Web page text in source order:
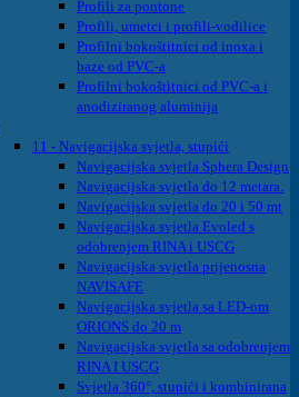
Profili za pontone
Profili, umetci i profili-vodilice
Profilni bokoštitnici od inoxa i
baze od PVC-a
Profilni bokoštitnici od PVC-a i
anodiziranog aluminija
11 - Navigacijska svjetla, stupići
Navigacijska svjetla Sphera Design
Navigacijska svjetla do 12 metara.
Navigacijska svjetla do 20 i 50 mt
Navigacijska svjetla Evoled s
odobrenjem RINA i USCG
Navigacijska svjetla prijenosna
NAVISAFE
Navigacijska svjetla sa LED-om
ORIONS do 20 m
Navigacijska svjetla sa odobrenjem
RINA I USCG
Svjetla 360°, stupići i kombinirana